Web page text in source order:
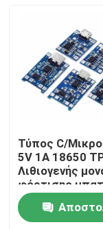
Σπίτι
Προϊόντα
Τύπος C/Μικρο
5V 1A 18650
Λιθιογενής
φόρτισης
με προστασία
διπλές